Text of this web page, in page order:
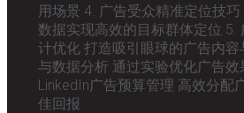
用场景 4. 广告受众精准定位技
数据实现高效的目标群体定位 5.
计优化 打造吸引眼球的广告内容
与数据分析 通过实验优化广告效
LinkedIn广告预算管理 高效分配
佳回报